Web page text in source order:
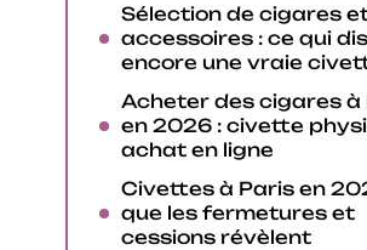
Sélection de cigares
accessoires : ce qui
encore une vraie
Acheter des cigares à
en 2026 : civette
achat en ligne
Civettes à Paris en
que les fermetures et
cessions révèlent